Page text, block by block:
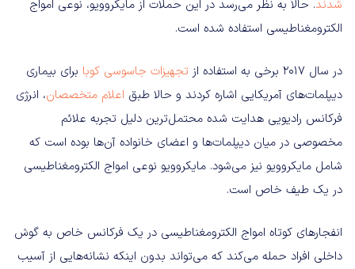
شدند. حالا به نظر می‌رسد در این حملات از مایکروویو، نوعی امواج
الکترومغناطیسی استفاده شده است.
در سال ۲۰۱۷ برخی به استفاده از تجهیزات جاسوسی کوبا برای بیماری
دیپلمات‌های آمریکایی اشاره کردند و حالا طبق اعلام متخصصان، انرژی
فرکانس رادیویی هدایت شده محتمل‌ترین دلیل تجربه علائم
مخصوصی در میان دیپلمات‌ها و اعضای خانواده آن‌ها بوده است که
شامل مایکروویو نیز می‌شود. مایکروویو نوعی امواج الکترومغناطیسی
در یک طیف خاص است.
انفجارهای کوتاه امواج الکترومغناطیسی در یک فرکانس خاص به گوش
داخلی افراد حمله می‌کند که می‌تواند بدون اینکه نشانه‌هایی از آسیب